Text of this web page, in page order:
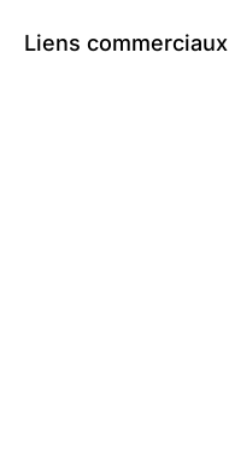
Liens commerciaux